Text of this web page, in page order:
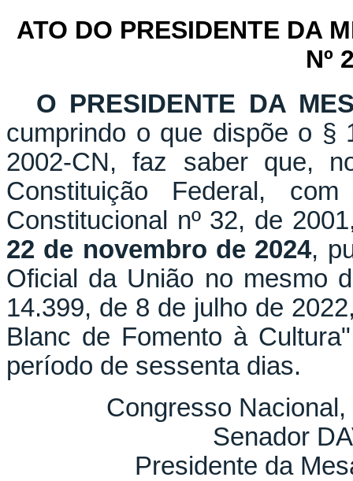
ATO DO PRESIDENTE DA
Nº
O PRESIDENTE DA
cumprindo o que dispõe o §
2002-CN, faz saber que,
Constituição Federal,
Constitucional nº 32, de
22 de novembro de 2024,
Oficial da União no mesmo
14.399, de 8 de julho de
Blanc de Fomento à
período de sessenta dias.
Congresso
Senador
Presidente da